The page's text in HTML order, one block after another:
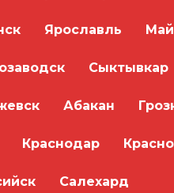
+ скидка до 30%!
месте! Получите
автошколы
Ярославль
Сыктывкар
Абакан
Краснодар
Салехард